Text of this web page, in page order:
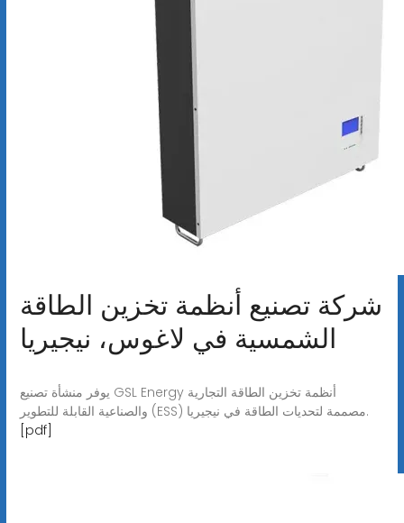
شركة تصنيع أنظمة تخزين الطاقة
الشمسية في لاغوس، نيجيريا
يوفر منشأة تصنيع GSL Energy أنظمة تخزين الطاقة التجارية
والصناعية القابلة للتطوير (ESS) مصممة لتحديات الطاقة في نيجيريا.
[pdf]